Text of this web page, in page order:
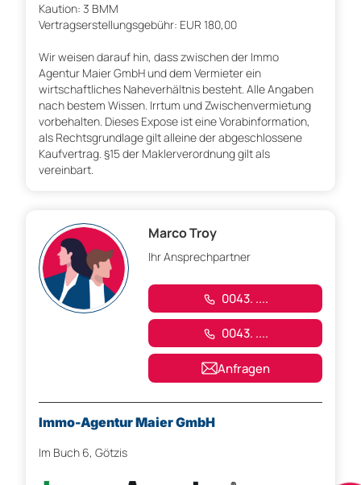
Kaution: 3 BMM
Vertragserstellungsgebühr: EUR 180,00
Wir weisen darauf hin, dass zwischen der Immo
Agentur Maier GmbH und dem Vermieter ein
wirtschaftliches Naheverhältnis besteht. Alle Angaben
nach bestem Wissen. Irrtum und Zwischenvermietung
vorbehalten. Dieses Expose ist eine Vorabinformation,
als Rechtsgrundlage gilt alleine der abgeschlossene
Kaufvertrag. §15 der Maklerverordnung gilt als
vereinbart.
Marco Troy
Ihr Ansprechpartner
0043. ....
0043. ....
Anfragen
Immo-Agentur Maier GmbH
Im Buch 6, Götzis